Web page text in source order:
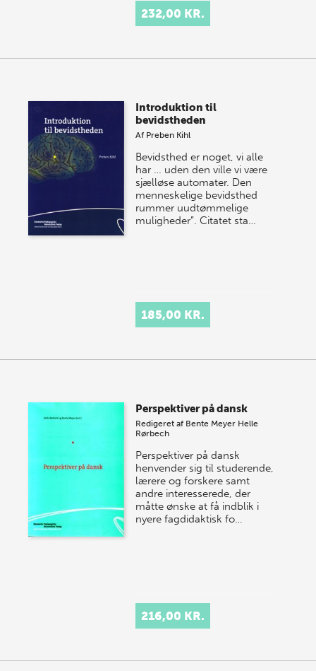
232,00 KR.
Introduktion til
bevidstheden
Af Preben Kihl
Bevidsthed er noget, vi alle
har … uden den ville vi være
sjælløse automater. Den
menneskelige bevidsthed
rummer uudtømmelige
muligheder”. Citatet sta…
185,00 KR.
Perspektiver på dansk
Redigeret af Bente Meyer Helle
Rørbech
Perspektiver på dansk
henvender sig til studerende,
lærere og forskere samt
andre interesserede, der
måtte ønske at få indblik i
nyere fagdidaktisk fo…
216,00 KR.